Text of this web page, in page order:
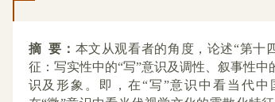
摘 要： 本文从观看者的角度，论述“第十
征：写实性中的“写”意识及调性、叙事性中
识及形象。即，在“写”意识中看当代中